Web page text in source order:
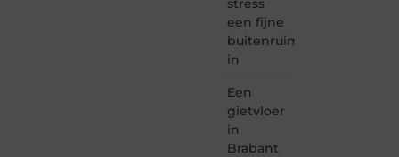
stress
een fijne
buitenruimte
in
Een
gietvloer
in
Brabant